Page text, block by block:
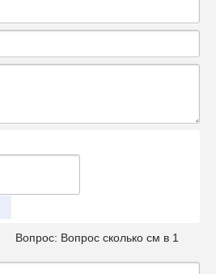
Вопрос: Вопрос сколько см в 1